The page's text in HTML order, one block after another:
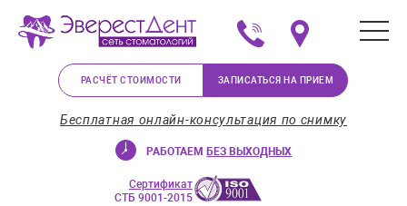
+375 (29) 623-72-37
Мы на карте в
РАСЧЁТ СТОИМОСТИ ЗАПИСАТЬСЯ НА ПРИЕМ
Бесплатная онлайн-консультация по снимку
Сертификат
СТБ 9001-2015
РАБОТАЕМБЕЗ ВЫХОДНЫХ